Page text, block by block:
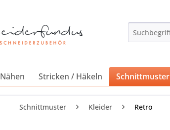
Nähen Stricken / Häkeln Schnittmuster
Schnittmuster Kleider Retro